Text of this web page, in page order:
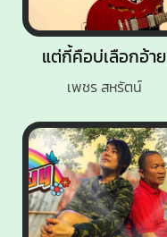
แต่กี้คือบ่เลือกอ้าย
เพชร สหรัตน์